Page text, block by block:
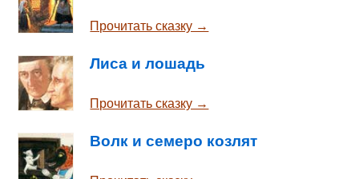
Прочитать сказку →
Лиса и лошадь
Прочитать сказку →
Волк и семеро козлят